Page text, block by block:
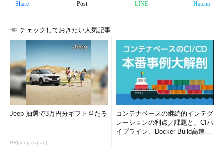
Share Post LINE Hatena
チェックしておきたい人気記事
Jeep 抽選で3万円分ギフト当たる
PR(Jeep Japan)
コンテナベースの継続的インテグ
レーションの利点／課題と、CIパ
イプライン、Docker Build高速化